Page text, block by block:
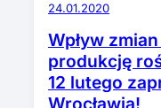
24.01.2020
Wpływ
produkcję
12 lutego
Wrocławia!